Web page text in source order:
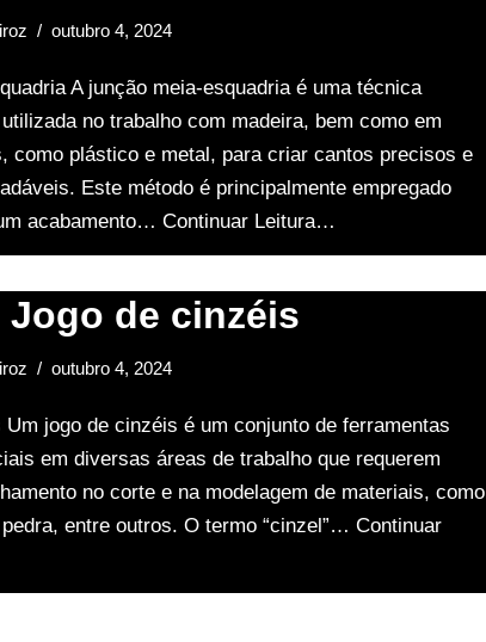
outubro 4, 2024
A junção meia-esquadria é uma técnica
no trabalho com madeira, bem como em
como plástico e metal, para criar cantos precisos e
Este método é principalmente empregado
acabamento… Continuar Leitura…
Jogo de cinzéis
outubro 4, 2024
jogo de cinzéis é um conjunto de ferramentas
em diversas áreas de trabalho que requerem
no corte e na modelagem de materiais, como
entre outros. O termo “cinzel”… Continuar